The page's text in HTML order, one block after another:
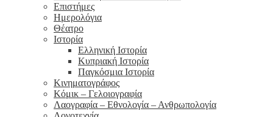
Επιστήμες
Ημερολόγια
Θέατρο
Ιστορία
Ελληνική Ιστορία
Κυπριακή Ιστορία
Παγκόσμια Ιστορία
Κινηματογράφος
Κόμικ – Γελοιογραφία
Λαογραφία – Εθνολογία – Ανθρωπολογία